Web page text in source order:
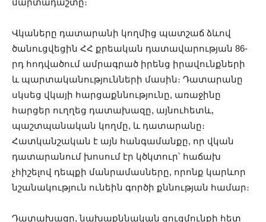
մարտադաշտը։
Վկաները դատարանի կողմից պատշաճ ձևով
ծանուցվեցին ՀՀ քրեական դատավարության 86-
րդ հոդվածում ամրագրած իրենց իրավունքների
և պարտականությունների մասին։ Դատարանը
սկսեց վկայի հարցաքննությունը, առաջինը
հարցեր ուղղեց դատախազը, այնուհետև,
պաշտպանական կողմը, և դատարանը։
Հատկանշական է այն հանգամանքը, որ վկան
դատարանում խոսում էր կծկտուր՝ հաճախ
չհիշելով դեպքի մանրամասները, որոնք կարևոր
նշանակություն ունեին գործի քննության համար։
Դատախազը, նախաքննական ցուցմունքի հետ